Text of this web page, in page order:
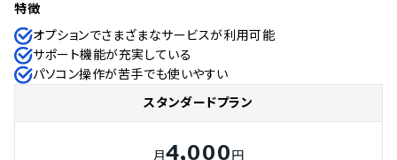
特徴
オプションでさまざまなサービスが利用可能
サポート機能が充実している
パソコン操作が苦手でも使いやすい
スタンダードプラン
月4,000円